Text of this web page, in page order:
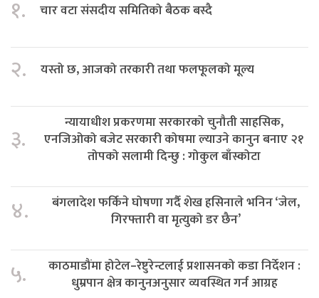
१. चार वटा संसदीय समितिको बैठक बस्दै
२. यस्तो छ, आजको तरकारी तथा फलफूलको मूल्य
३.
न्यायाधीश प्रकरणमा सरकारको चुनौती साहसिक,
एनजिओको बजेट सरकारी कोषमा ल्याउने कानुन बनाए २१
तोपको सलामी दिन्छु : गोकुल बाँस्कोटा
४.
बंगलादेश फर्किने घोषणा गर्दै शेख हसिनाले भनिन ‘जेल,
गिरफ्तारी वा मृत्युको डर छैन’
५.
काठमाडौंमा होटेल–रेष्टुरेन्टलाई प्रशासनको कडा निर्देशन :
धुम्रपान क्षेत्र कानुनअनुसार व्यवस्थित गर्न आग्रह